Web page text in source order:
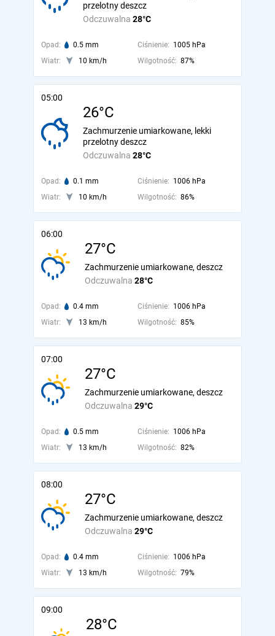
Odczuwalna 28°C
przelotny deszcz
Opad: 0.5 mm Ciśnienie: 1005 hPa
Wiatr:
10 km/h Wilgotność: 87%
05:00
26°C
Odczuwalna 28°C
Zachmurzenie umiarkowane, lekki
przelotny deszcz
Opad: 0.1 mm Ciśnienie: 1006 hPa
Wiatr:
10 km/h Wilgotność: 86%
06:00
27°C
Odczuwalna 28°C
Zachmurzenie umiarkowane, deszcz
Opad: 0.4 mm Ciśnienie: 1006 hPa
Wiatr:
13 km/h Wilgotność: 85%
07:00
27°C
Odczuwalna 29°C
Zachmurzenie umiarkowane, deszcz
Opad: 0.5 mm Ciśnienie: 1006 hPa
Wiatr:
13 km/h Wilgotność: 82%
08:00
27°C
Odczuwalna 29°C
Zachmurzenie umiarkowane, deszcz
Opad: 0.4 mm Ciśnienie: 1006 hPa
Wiatr:
13 km/h Wilgotność: 79%
09:00
28°C